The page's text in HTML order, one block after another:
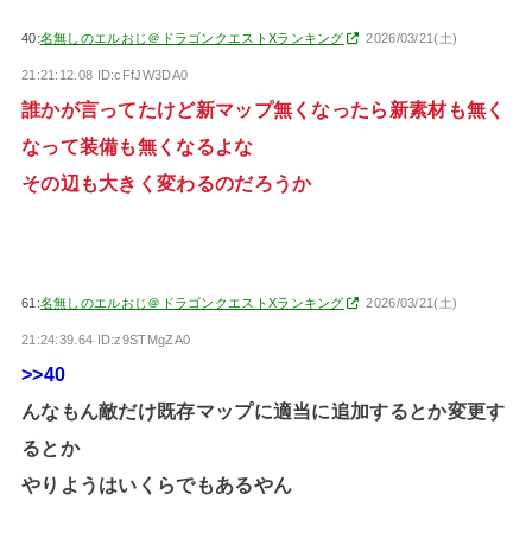
40:名無しのエルおじ＠ドラゴンクエストXランキング 2026/03/21(土)
21:21:12.08 ID:cFfJW3DA0
誰かが言ってたけど新マップ無くなったら新素材も無く
なって装備も無くなるよな
その辺も大きく変わるのだろうか
61:名無しのエルおじ＠ドラゴンクエストXランキング 2026/03/21(土)
21:24:39.64 ID:z9STMgZA0
>>40
んなもん敵だけ既存マップに適当に追加するとか変更す
るとか
やりようはいくらでもあるやん